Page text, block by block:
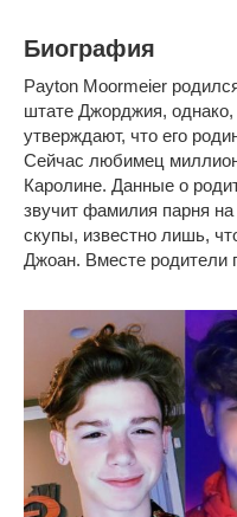
Биография
Payton Moormeier
штате Джорджия, однако,
утверждают, что его
Сейчас любимец
Каролине. Данные о
звучит фамилия парня
скупы, известно лишь,
Джоан. Вместе родители